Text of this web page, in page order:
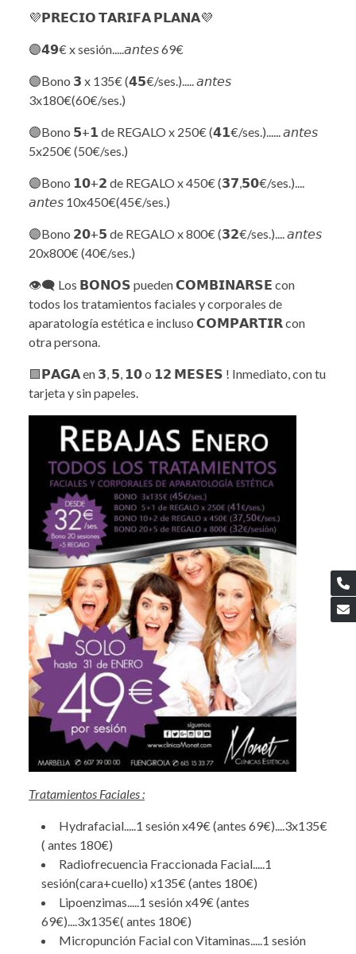
💜𝗣𝗥𝗘𝗖𝗜𝗢 𝗧𝗔𝗥𝗜𝗙𝗔 𝗣𝗟𝗔𝗡𝗔💜
🟣𝟰𝟵€ x sesión.....𝘢𝘯𝘵𝘦𝘴 69€
🟣Bono 𝟯 x 135€ (𝟰𝟱€/ses.)..... 𝘢𝘯𝘵𝘦𝘴
3x180€(60€/ses.)
🟣Bono 𝟱+𝟭 de REGALO x 250€ (𝟰𝟭€/ses.)...... 𝘢𝘯𝘵𝘦𝘴
5x250€ (50€/ses.)
🟣Bono 𝟭𝟬+𝟮 de REGALO x 450€ (𝟯𝟳,𝟱𝟬€/ses.)....
𝘢𝘯𝘵𝘦𝘴 10x450€(45€/ses.)
🟣Bono 𝟮𝟬+𝟱 de REGALO x 800€ (𝟯𝟮€/ses.).... 𝘢𝘯𝘵𝘦𝘴
20x800€ (40€/ses.)
👁‍🗨 Los 𝗕𝗢𝗡𝗢𝗦 pueden 𝗖𝗢𝗠𝗕𝗜𝗡𝗔𝗥𝗦𝗘 con
todos los tratamientos faciales y corporales de
aparatología estética e incluso 𝗖𝗢𝗠𝗣𝗔𝗥𝗧𝗜𝗥 con
otra persona.
🟪𝗣𝗔𝗚𝗔 en 𝟯, 𝟱, 𝟭𝟬 o 𝟭𝟮 𝗠𝗘𝗦𝗘𝗦 ! Inmediato, con tu
tarjeta y sin papeles.
Tratamientos Faciales :
Hydrafacial.....1 sesión x49€ (antes 69€)....3x135€
( antes 180€)
Radiofrecuencia Fraccionada Facial.....1
sesión(cara+cuello) x135€ (antes 180€)
Lipoenzimas.....1 sesión x49€ (antes
69€)....3x135€( antes 180€)
Micropunción Facial con Vitaminas.....1 sesión